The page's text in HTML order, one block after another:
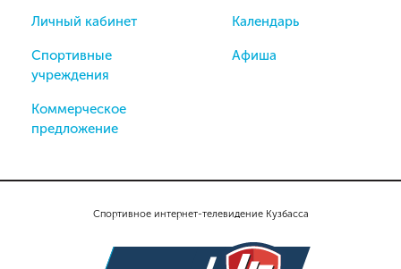
Спортивное интернет-телевидение Кузбасса
Личный кабинет
Спортивные
учреждения
Коммерческое
предложение
Календарь
Афиша